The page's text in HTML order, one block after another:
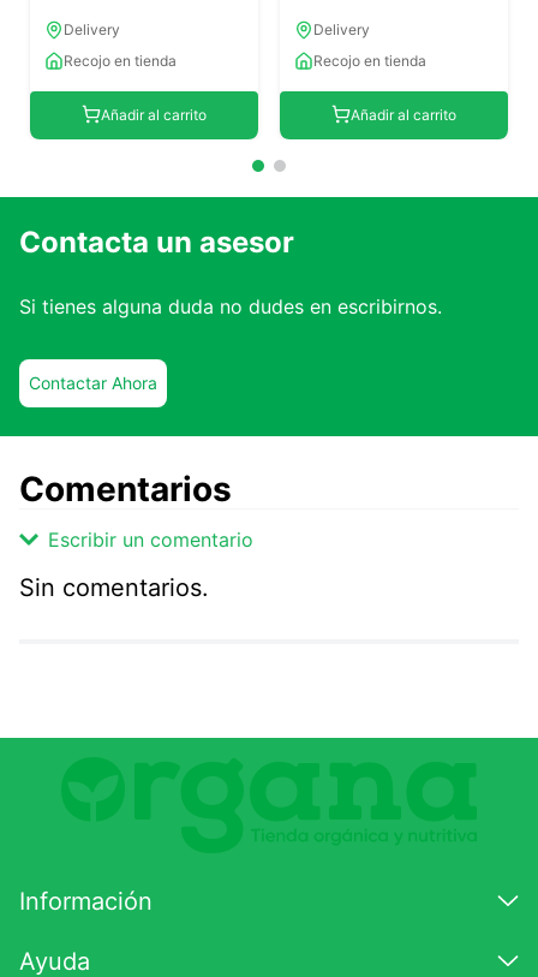
Delivery
Recojo en tienda
Añadir al carrito
Delivery
Recojo en tienda
Añadir al carrito
Contacta un asesor
Si tienes alguna duda no dudes en escribirnos.
Contactar Ahora
Comentarios
Escribir un comentario
Califique el producto de 1 a 5 estrellas
★★ ★ ☆☆
Correo electrónico
Sin comentarios.
Información
Ayuda